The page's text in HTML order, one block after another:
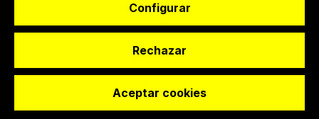
Solicitar reserva
© Dashboard Technologies S.L
Configurar
Rechazar
Aceptar cookies